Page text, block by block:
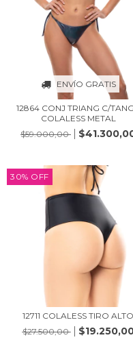
ENVÍO GRATIS
12864 CONJ TRIANG C/
COLALESS METAL
$59.000,00
30% OFF
12711 COLALESS TIRO ALTO
$27.500,00